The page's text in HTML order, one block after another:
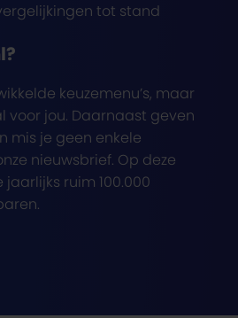
tot stand
keuzemenu’s, maar
voor jou. Daarnaast geven
mis je geen enkele
nieuwsbrief. Op deze
ruim 100.000